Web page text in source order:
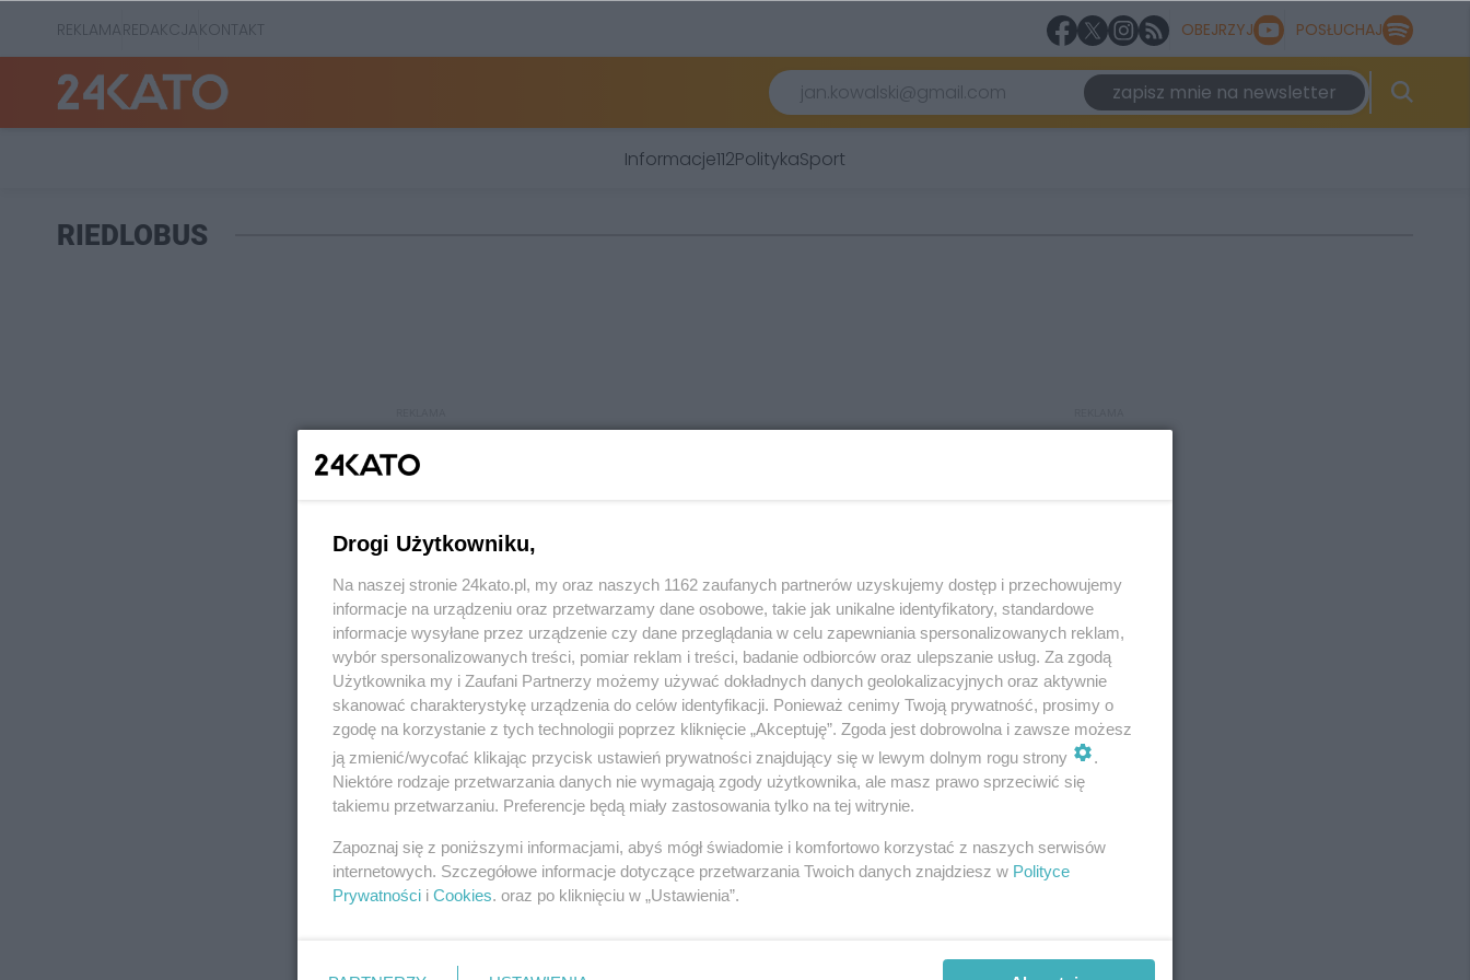
REKLAMAREDAKCJAKONTAKT OBEJRZYJ POSŁUCHAJ
zapisz mnie na newsletter
Informacje112PolitykaSport
RIEDLOBUS
REKLAMA REKLAMA
Drogi Użytkowniku,
Na naszej stronie 24kato.pl, my oraz naszych 1162 zaufanych partnerów uzyskujemy dostęp i przechowujemy
informacje na urządzeniu oraz przetwarzamy dane osobowe, takie jak unikalne identyfikatory, standardowe
informacje wysyłane przez urządzenie czy dane przeglądania w celu zapewniania spersonalizowanych reklam,
wybór spersonalizowanych treści, pomiar reklam i treści, badanie odbiorców oraz ulepszanie usług. Za zgodą
Użytkownika my i Zaufani Partnerzy możemy używać dokładnych danych geolokalizacyjnych oraz aktywnie
skanować charakterystykę urządzenia do celów identyfikacji. Ponieważ cenimy Twoją prywatność, prosimy o
zgodę na korzystanie z tych technologii poprzez kliknięcie „Akceptuję”. Zgoda jest dobrowolna i zawsze możesz
ją zmienić/wycofać klikając przycisk ustawień prywatności znajdujący się w lewym dolnym rogu strony
.
Niektóre rodzaje przetwarzania danych nie wymagają zgody użytkownika, ale masz prawo sprzeciwić się
takiemu przetwarzaniu. Preferencje będą miały zastosowania tylko na tej witrynie.
Zapoznaj się z poniższymi informacjami, abyś mógł świadomie i komfortowo korzystać z naszych serwisów
internetowych. Szczegółowe informacje dotyczące przetwarzania Twoich danych znajdziesz w Polityce
Prywatności i Cookies. oraz po kliknięciu w „Ustawienia”.